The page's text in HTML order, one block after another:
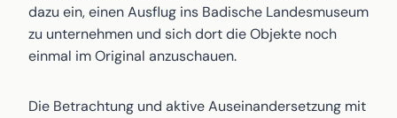
dazu ein, einen Ausflug ins Badische Landesmuseum
zu unternehmen und sich dort die Objekte noch
einmal im Original anzuschauen.
Die Betrachtung und aktive Auseinandersetzung mit